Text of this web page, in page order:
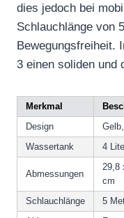
dies jedoch bei
Schlauchlänge von
Bewegungsfreiheit.
3 einen soliden und
Merkmal
Design
Wassertank
4
Abmessungen
29,8
cm
Schlauchlänge 5